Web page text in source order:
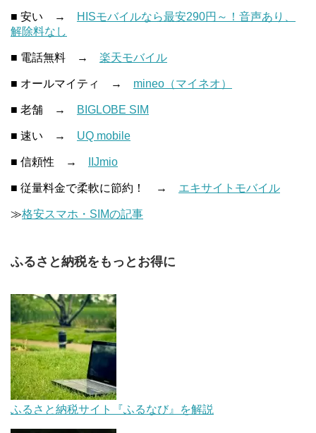
■ 安い →
HISモバイルなら最安290円～！音声あり、
解除料なし
■ 電話無料 → 楽天モバイル
■ オールマイティ → mineo（マイネオ）
■ 老舗 → BIGLOBE SIM
■ 速い → UQ mobile
■ 信頼性 → IIJmio
■ 従量料金で柔軟に節約！ → エキサイトモバイル
≫格安スマホ・SIMの記事
ふるさと納税をもっとお得に
ふるさと納税サイト『ふるなび』を解説